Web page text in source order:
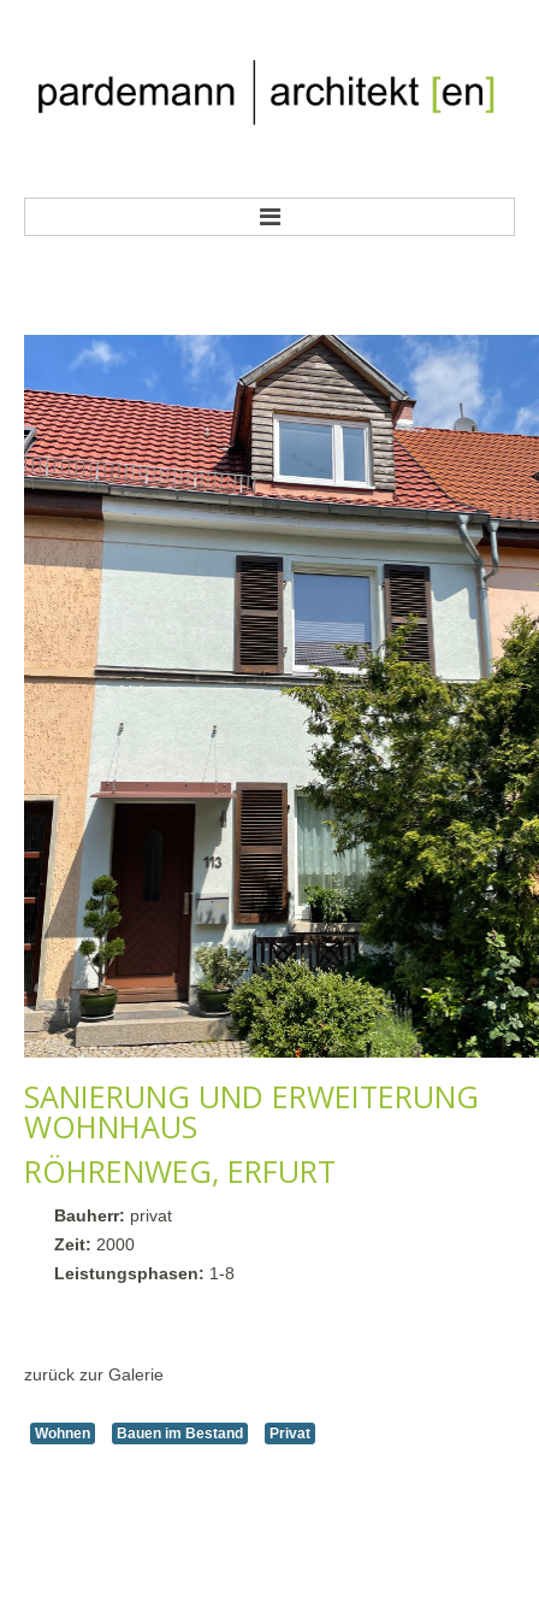
BÜRO
TEAM
GALERIE
PROJEKTE NACH KATEGORIE
STROHHAUS
KONTAKT
DATENSCHUTZ
IMPRESSUM
SANIERUNG UND ERWEITERUNG
WOHNHAUS
RÖHRENWEG, ERFURT
Bauherr: privat
Zeit: 2000
Leistungsphasen: 1-8
zurück zur Galerie
Wohnen Bauen im Bestand Privat